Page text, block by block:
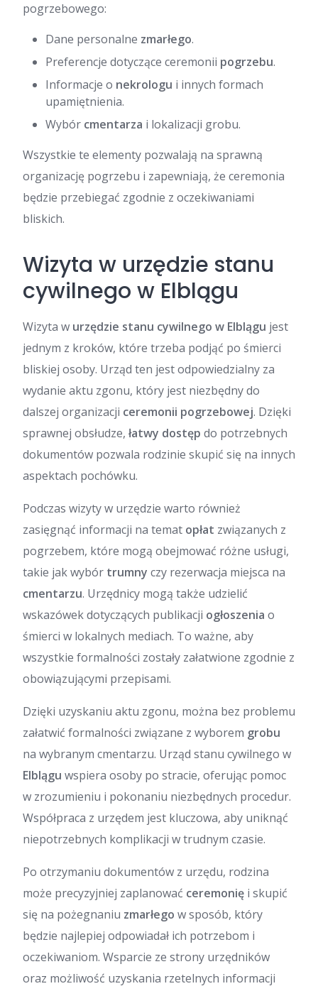
pogrzebowego:
Dane personalne zmarłego.
Preferencje dotyczące ceremonii pogrzebu.
Informacje o nekrologu i innych formach
upamiętnienia.
Wybór cmentarza i lokalizacji grobu.
Wszystkie te elementy pozwalają na sprawną
organizację pogrzebu i zapewniają, że ceremonia
będzie przebiegać zgodnie z oczekiwaniami
bliskich.
Wizyta w urzędzie stanu
cywilnego w Elblągu
Wizyta w urzędzie stanu cywilnego w Elblągu jest
jednym z kroków, które trzeba podjąć po śmierci
bliskiej osoby. Urząd ten jest odpowiedzialny za
wydanie aktu zgonu, który jest niezbędny do
dalszej organizacji ceremonii pogrzebowej. Dzięki
sprawnej obsłudze, łatwy dostęp do potrzebnych
dokumentów pozwala rodzinie skupić się na innych
aspektach pochówku.
Podczas wizyty w urzędzie warto również
zasięgnąć informacji na temat opłat związanych z
pogrzebem, które mogą obejmować różne usługi,
takie jak wybór trumny czy rezerwacja miejsca na
cmentarzu. Urzędnicy mogą także udzielić
wskazówek dotyczących publikacji ogłoszenia o
śmierci w lokalnych mediach. To ważne, aby
wszystkie formalności zostały załatwione zgodnie z
obowiązującymi przepisami.
Dzięki uzyskaniu aktu zgonu, można bez problemu
załatwić formalności związane z wyborem grobu
na wybranym cmentarzu. Urząd stanu cywilnego w
Elblągu wspiera osoby po stracie, oferując pomoc
w zrozumieniu i pokonaniu niezbędnych procedur.
Współpraca z urzędem jest kluczowa, aby uniknąć
niepotrzebnych komplikacji w trudnym czasie.
Po otrzymaniu dokumentów z urzędu, rodzina
może precyzyjniej zaplanować ceremonię i skupić
się na pożegnaniu zmarłego w sposób, który
będzie najlepiej odpowiadał ich potrzebom i
oczekiwaniom. Wsparcie ze strony urzędników
oraz możliwość uzyskania rzetelnych informacji